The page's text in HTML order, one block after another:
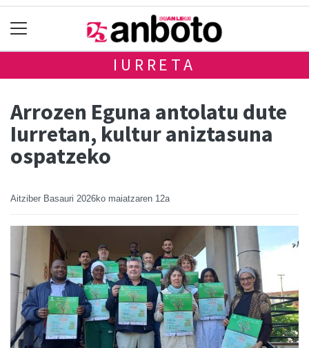
IURRETA
Arrozen Eguna antolatu dute
Iurretan, kultur aniztasuna
ospatzeko
Aitziber Basauri 2026ko maiatzaren 12a